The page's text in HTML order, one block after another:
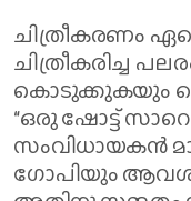
ചിത്രീകരണം
ചിത്രീകരിച്ച
കൊടുക്കുകയും
“ഒരു ഷോട്ട്
സംവിധായകൻ
ഗോപിയും